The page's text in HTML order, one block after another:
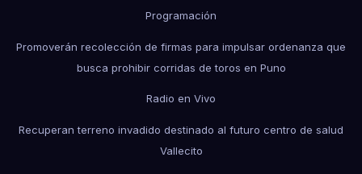
Programación
Promoverán recolección de firmas para impulsar ordenanza que
busca prohibir corridas de toros en Puno
Radio en Vivo
Recuperan terreno invadido destinado al futuro centro de salud
Vallecito